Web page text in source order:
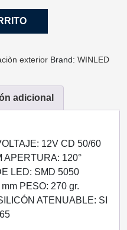
exterior Brand: WINLED
adicional
12V CD 50/60
APERTURA: 120°
LED: SMD 5050
PESO: 270 gr.
ATENUABLE: SI